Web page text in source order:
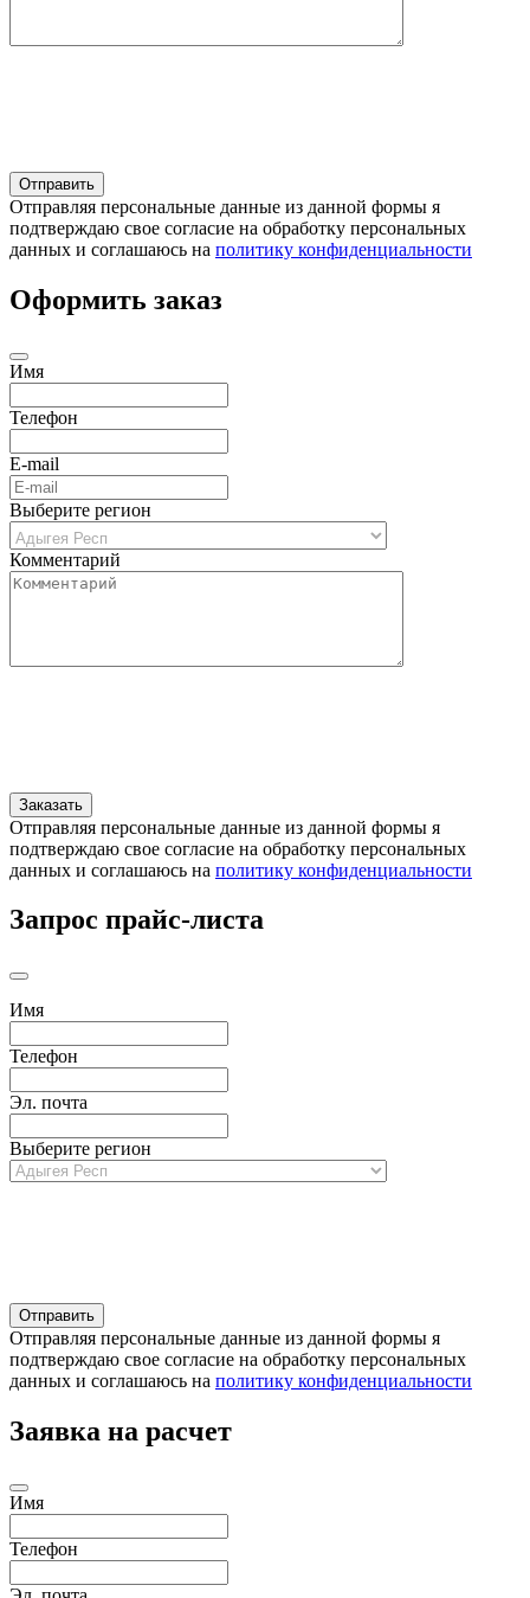
Отправляя персональные данные из данной формы я
подтверждаю свое согласие на обработку персональных
данных и соглашаюсь на политику конфиденциальности
Оформить заказ
Имя
Телефон
E-mail
Выберите регион
Комментарий
Отправляя персональные данные из данной формы я
подтверждаю свое согласие на обработку персональных
данных и соглашаюсь на политику конфиденциальности
Запрос прайс-листа
Имя
Телефон
Эл. почта
Выберите регион
Отправляя персональные данные из данной формы я
подтверждаю свое согласие на обработку персональных
данных и соглашаюсь на политику конфиденциальности
Заявка на расчет
Имя
Телефон